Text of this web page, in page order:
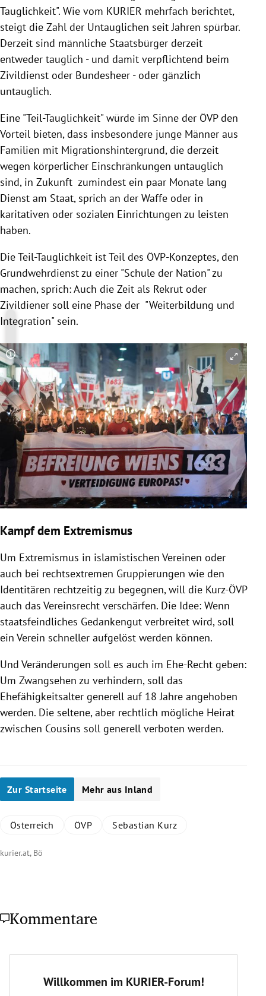
Tauglichkeit". Wie vom KURIER mehrfach berichtet,
steigt die Zahl der Untauglichen seit Jahren spürbar.
Derzeit sind männliche Staatsbürger derzeit
entweder tauglich - und damit verpflichtend beim
Zivildienst oder Bundesheer - oder gänzlich
untauglich.
Eine "Teil-Tauglichkeit" würde im Sinne der ÖVPden
Vorteil bieten, dass insbesondere junge Männer aus
Familien mit Migrationshintergrund, die derzeit
wegen körperlicher Einschränkungen untauglich
sind, in Zukunft zumindest ein paar Monate lang
Dienst am Staat, sprich an der Waffe oder in
karitativen oder sozialen Einrichtungen zu leisten
haben.
Die Teil-Tauglichkeit ist Teil des ÖVP-Konzeptes, den
Grundwehrdienst zu einer "Schule der Nation" zu
machen, sprich: Auch die Zeit als Rekrut oder
Zivildiener soll eine Phase der "Weiterbildung und
Integration" sein.
Copyright-Hinweis öffnen/schließen
Kampf dem Extremismus
Um Extremismus in islamistischen Vereinen oder
auch bei rechtsextremen Gruppierungen wie den
Identitären rechtzeitig zu begegnen, will die Kurz-ÖVP
auch das Vereinsrecht verschärfen. Die Idee: Wenn
staatsfeindliches Gedankengut verbreitet wird, soll
ein Verein schneller aufgelöst werden können.
Und Veränderungen soll es auch im Ehe-Recht geben:
Um Zwangsehen zu verhindern, soll das
Ehefähigkeitsalter generell auf 18 Jahre angehoben
werden. Die seltene, aber rechtlich mögliche Heirat
zwischen Cousins soll generell verboten werden.
Zur Startseite Mehr aus Inland
Österreich ÖVP Sebastian Kurz
kurier.at, Bö
Kommentare